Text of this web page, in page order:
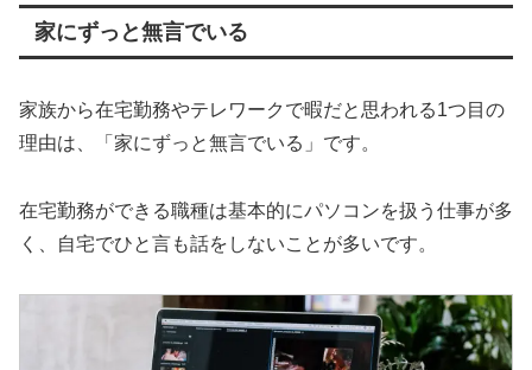
家にずっと無言でいる
家族から在宅勤務やテレワークで暇だと思われる1つ目の
理由は、「家にずっと無言でいる」です。
在宅勤務ができる職種は基本的にパソコンを扱う仕事が多
く、自宅でひと言も話をしないことが多いです。